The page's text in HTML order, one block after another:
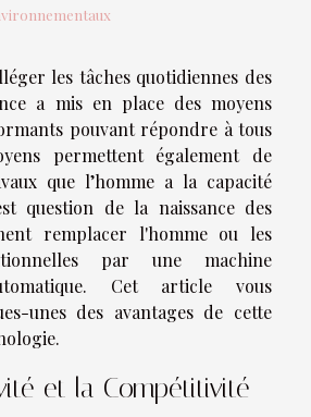
les tâches quotidiennes des
a mis en place des moyens
pouvant répondre à tous
permettent également de
que l’homme a la capacité
question de la naissance des
remplacer l'homme ou les
par une machine
Cet article vous
unes des avantages de cette
et la Compétitivité